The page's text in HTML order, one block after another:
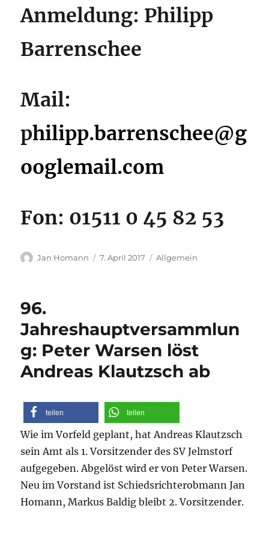
Anmeldung: Philipp
Barrenschee
Mail:
philipp.barrenschee@g
ooglemail.com
Fon: 01511 0 45 82 53
Autor
Jan Homann
Veröffentlicht
7. April 2017 Kategorien
Allgemein
96.
Jahreshauptversammlun
g: Peter Warsen löst
Andreas Klautzsch ab
teilen teilen
Wie im Vorfeld geplant, hat Andreas Klautzsch
sein Amt als 1. Vorsitzender des SV Jelmstorf
aufgegeben. Abgelöst wird er von Peter Warsen.
Neu im Vorstand ist Schiedsrichterobmann Jan
Homann, Markus Baldig bleibt 2. Vorsitzender.